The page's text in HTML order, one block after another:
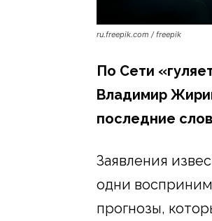
ru.freepik.com / freepik
По Сети
Владимир
последние
Заявления
одни
прогнозы,